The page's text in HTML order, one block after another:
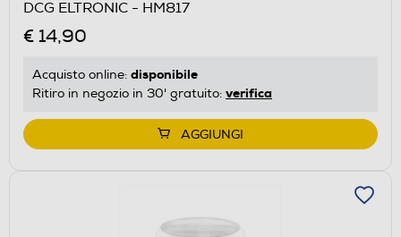
DCG ELTRONIC - HM817
€ 14,90
Acquisto online: disponibile
Ritiro in negozio in 30' gratuito: verifica
AGGIUNGI